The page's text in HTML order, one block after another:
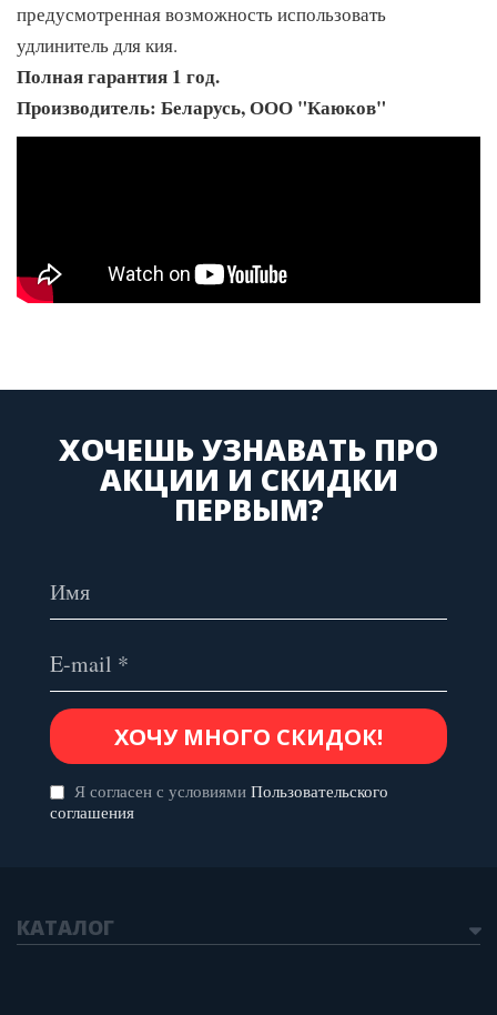
предусмотренная возможность использовать
удлинитель для кия.
Полная гарантия 1 год.
Производитель: Беларусь, ООО "Каюков"
ХОЧЕШЬ УЗНАВАТЬ ПРО
АКЦИИ И СКИДКИ
ПЕРВЫМ?
Я согласен с условиями Пользовательского
соглашения
КАТАЛОГ